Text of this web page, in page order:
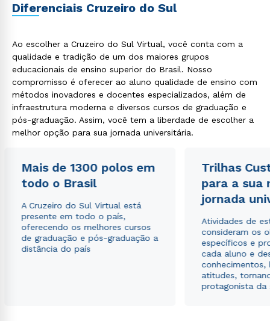
Diferenciais Cruzeiro do Sul
Ao escolher a Cruzeiro do Sul Virtual, você conta com a
qualidade e tradição de um dos maiores grupos
educacionais de ensino superior do Brasil. Nosso
compromisso é oferecer ao aluno qualidade de ensino com
métodos inovadores e docentes especializados, além de
infraestrutura moderna e diversos cursos de graduação e
pós-graduação. Assim, você tem a liberdade de escolher a
melhor opção para sua jornada universitária.
Mais de 1300 polos em
todo o Brasil
A Cruzeiro do Sul Virtual está
presente em todo o país,
oferecendo os melhores cursos
de graduação e pós-graduação a
distância do país
Trilhas
para a sua
jornada
Atividades de
consideram os
específicos e
cada aluno e
conhecimentos,
atitudes,
protagonista da